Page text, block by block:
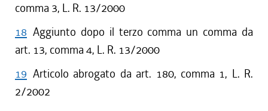
comma 3, L. R. 13/2000
18 Aggiunto dopo il terzo comma un comma da
art. 13, comma 4, L. R. 13/2000
19 Articolo abrogato da art. 180, comma 1, L. R.
2/2002